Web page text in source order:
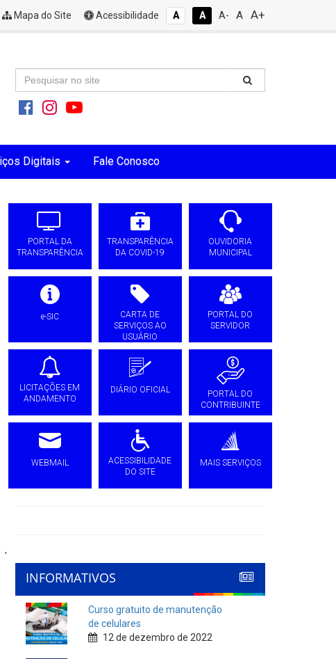
Mapa do Site Acessibilidade A A A- A A+
Digitais Fale Conosco
PORTAL DA
TRANSPARÊNCIA
TRANSPARÊNCIA
DA COVID-19
OUVIDORIA
MUNICIPAL
e-SIC
CARTA DE
SERVIÇOS AO
USUÁRIO
PORTAL DO
SERVIDOR
LICITAÇÕES EM
ANDAMENTO
DIÁRIO OFICIAL
PORTAL DO
CONTRIBUINTE
WEBMAIL
ACESSIBILIDADE
DO SITE
MAIS SERVIÇOS
'
INFORMATIVOS
Curso gratuito de manutenção
de celulares
12 de dezembro de 2022